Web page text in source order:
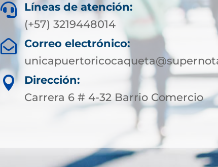

Líneas de atención:
(+57) 3219448014

Correo electrónico:

Dirección:
Carrera 6 # 4-32 Barrio Comercio